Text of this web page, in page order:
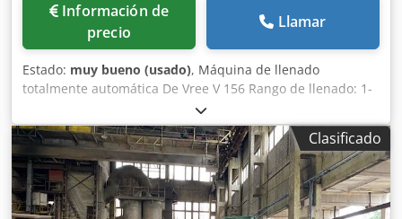
Información de
precio
Llamar
Estado: muy bueno (usado), Máquina de llenado
totalmente automática De Vree V 156 Rango de llenado: 1-
20 litros Dispositivo automático para colocar tapas
Dispositivo automático para cerrar tapas Dcjdjztc Sgopfx
Adhok En excelente estado, directamente de la línea de
producción.
Clasificado